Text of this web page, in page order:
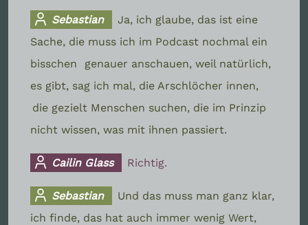
Sebastian
Ja, ich glaube, das ist eine
Sache, die muss ich im Podcast nochmal ein
bisschen
genauer anschauen, weil natürlich,
es gibt, sag ich mal, die Arschlöcher innen,
die gezielt Menschen suchen, die im Prinzip
nicht wissen, was mit ihnen passiert.
Cailin Glass Richtig.
Sebastian
Und das muss man ganz klar,
ich finde, das hat auch immer wenig Wert,